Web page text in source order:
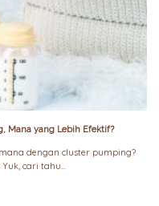
Mana yang Lebih Efektif?
dengan cluster pumping?
cari tahu...